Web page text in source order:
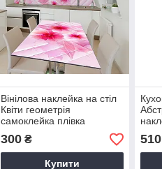
Вінілова наклейка на стіл
Квіти геометрія
самоклейка плівка
Рожевий 60х120 см Happy
Pocket Z184448
300₴
Купити
510